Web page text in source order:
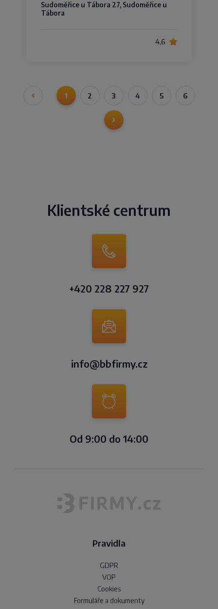
Sudoměřice u Tábora 27, Sudoměřice u
Tábora
4,6
1 2 3 4 5 6
Klientské centrum
+420 228 227 927
info@bbfirmy.cz
Od 9:00 do 14:00
Pravidla
GDPR
VOP
Cookies
Formuláře a dokumenty